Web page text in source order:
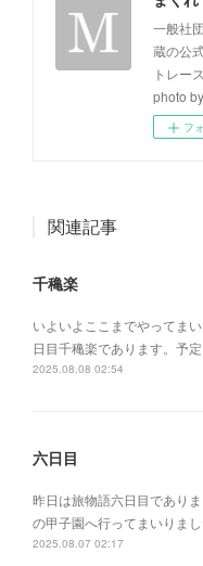
一般社
蔵の公
トレー
photo
フ
関連記事
千穐楽
いよいよここまでやってま
日目千穐楽であります。予
2025.08.08 02:54
六日目
昨日は旅物語六日目であり
の甲子園へ行ってまいりま
2025.08.07 02:17